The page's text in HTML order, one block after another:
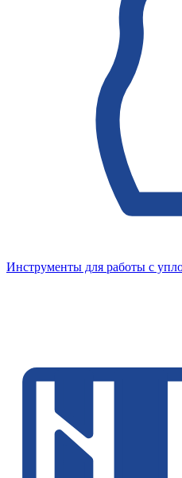
Инструменты для работы с